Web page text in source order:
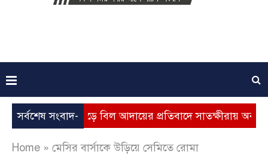
সর্বশেষ সংবাদ-
ভূতুড়ে বিল আদায়ের প্রতিবাদে সাতক্ষীরায় অবস্থান কর্মসূচি
Home » মেসির বার্সাকে উড়িয়ে সেমিতে রোমা